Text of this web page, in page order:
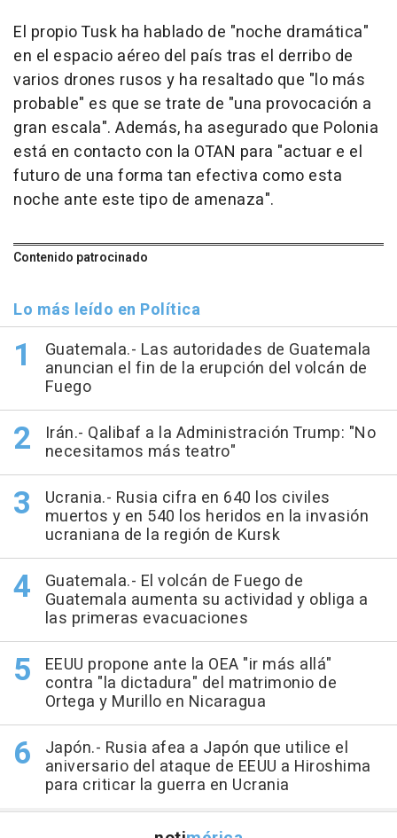
El propio Tusk ha hablado de "noche dramática"
en el espacio aéreo del país tras el derribo de
varios drones rusos y ha resaltado que "lo más
probable" es que se trate de "una provocación a
gran escala". Además, ha asegurado que Polonia
está en contacto con la OTAN para "actuar e el
futuro de una forma tan efectiva como esta
noche ante este tipo de amenaza".
Contenido patrocinado
Lo más leído en Política
Guatemala.- Las autoridades de Guatemala
anuncian el fin de la erupción del volcán de
Fuego
Irán.- Qalibaf a la Administración Trump: "No
necesitamos más teatro"
Ucrania.- Rusia cifra en 640 los civiles
muertos y en 540 los heridos en la invasión
ucraniana de la región de Kursk
Guatemala.- El volcán de Fuego de
Guatemala aumenta su actividad y obliga a
las primeras evacuaciones
EEUU propone ante la OEA "ir más allá"
contra "la dictadura" del matrimonio de
Ortega y Murillo en Nicaragua
Japón.- Rusia afea a Japón que utilice el
aniversario del ataque de EEUU a Hiroshima
para criticar la guerra en Ucrania